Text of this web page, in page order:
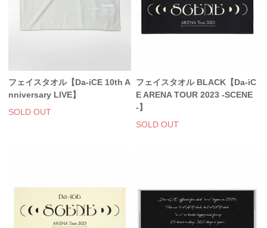
フェイスタオル【Da-iCE 10th A
nniversary LIVE】
SOLD OUT
フェイスタオル BLACK【Da-iC
E ARENA TOUR 2023 -SCENE
-】
SOLD OUT